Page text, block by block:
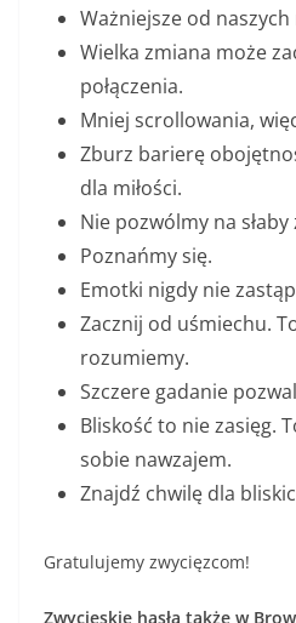
Ważniejsze od
Wielka zmiana może
połączenia.
Mniej scrollowania,
Zburz barierę
dla miłości.
Nie pozwólmy na
Poznańmy się.
Emotki nigdy nie
Zacznij od uśmiechu.
rozumiemy.
Szczere gadanie
Bliskość to nie zasięg.
sobie nawzajem.
Znajdź chwilę dla
Gratulujemy zwycięzcom!
Zwycięskie hasła także w